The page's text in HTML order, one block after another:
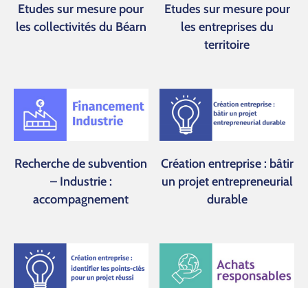
Etudes sur mesure pour
les collectivités du Béarn
Etudes sur mesure pour
les entreprises du
territoire
Recherche de subvention
– Industrie :
accompagnement
Création entreprise : bâtir
un projet entrepreneurial
durable